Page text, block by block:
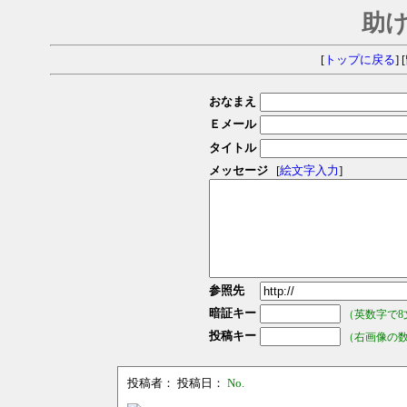
助
[トップに戻る] [
おなまえ
Ｅメール
タイトル
メッセージ
[絵文字入力]
参照先
暗証キー
（英数字で
投稿キー （右画像の
投稿者： 投稿日： No.